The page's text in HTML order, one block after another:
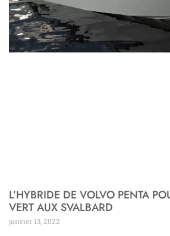
L’HYBRIDE DE VOLVO PENTA
VERT AUX SVALBARD
janvier 13, 2022